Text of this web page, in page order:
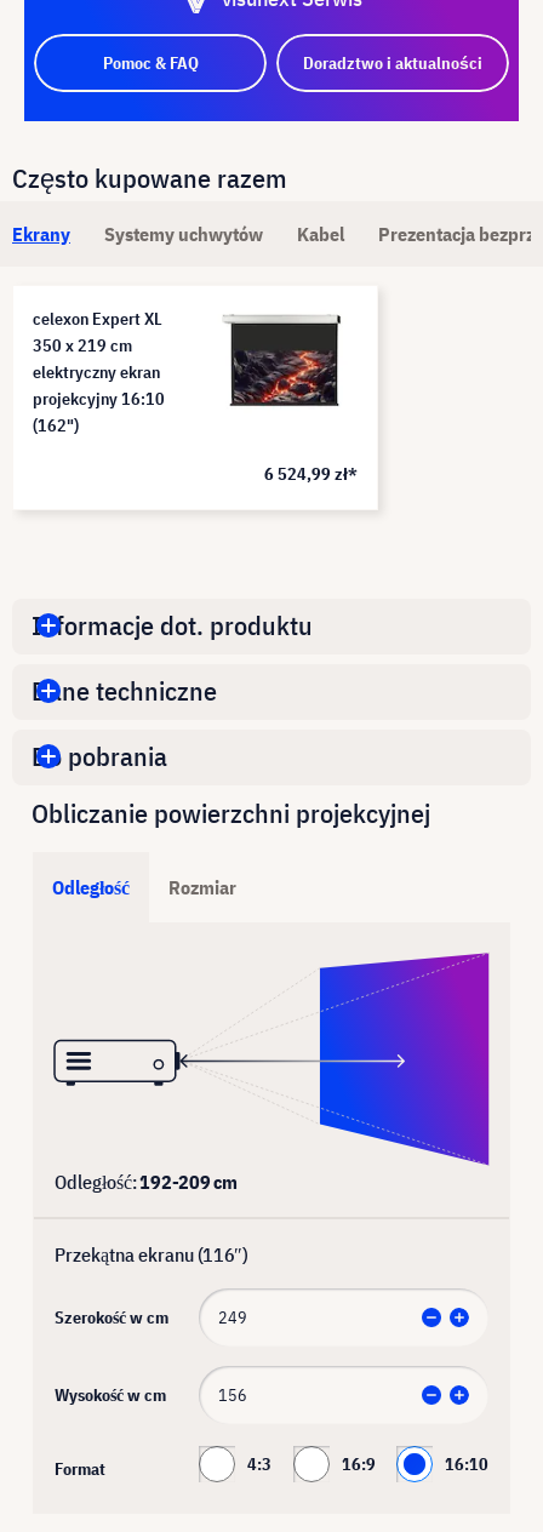
Pomoc & FAQ Doradztwo i aktualności
Często kupowane razem
Ekrany Systemy uchwytów Kabel Prezentacja
celexon Expert XL
350 x 219 cm
elektryczny ekran
projekcyjny 16:10
(162")
6 524,99 zł*
Informacje dot. produktu
Dane techniczne
Do pobrania
Obliczanie powierzchni projekcyjnej
Odległość Rozmiar
Odległość:192-209cm
Przekątna ekranu (116″)
Szerokość w cm
Wysokość w cm
Format 4:3 16:9 16:10